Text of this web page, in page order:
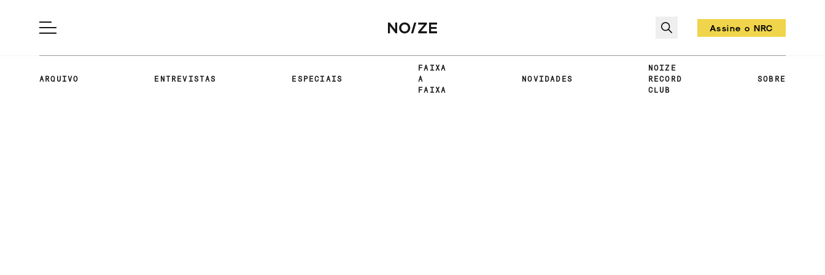
Assine o NRC
ARQUIVO ENTREVISTAS ESPECIAIS
FAIXA
A
FAIXA
NOVIDADES
NOIZE
RECORD
CLUB
SOBRE